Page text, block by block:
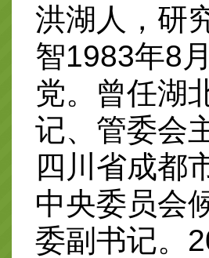
洪湖人，研
智1983年8
党。曾任湖
记、管委会
四川省成都
中央委员会
委副书记。